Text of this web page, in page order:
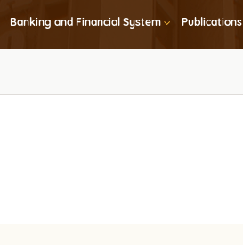
Banking and Financial System Publications